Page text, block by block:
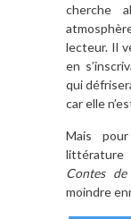
cherche
lecteur. Il
en
qui
car elle
Mais
littérature
Contes
moindre